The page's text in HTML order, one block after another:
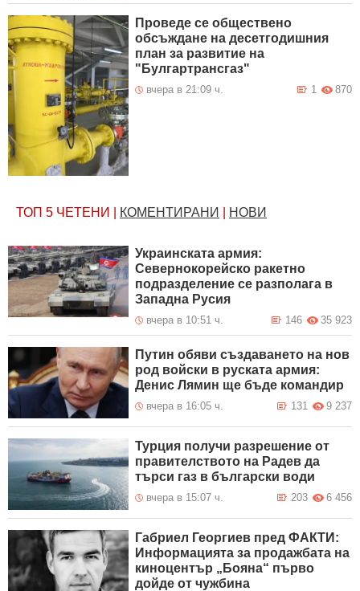
Проведе се обществено
обсъждане на десетгодишния
план за развитие на
"Булгартрансгаз"
вчера в 21:09 ч. 870
1
ТОП 5 ЧЕТЕНИ КОМЕНТИРАНИ НОВИ
Украинската армия:
Севернокорейско ракетно
подразделение се разполага в
Западна Русия
вчера в 10:51 ч. 35 923
146
Путин обяви създаването на нов
род войски в руската армия:
Денис Лямин ще бъде командир
вчера в 16:05 ч. 9 237
131
Турция получи разрешение от
правителството на Радев да
търси газ в български води
вчера в 15:07 ч. 6 456
203
Габриел Георгиев пред ФАКТИ:
Информацията за продажбата на
киноцентър „Бояна“ първо
дойде от чужбина